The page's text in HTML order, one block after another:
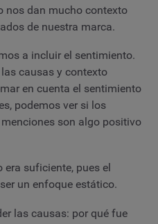
nos dan mucho contexto
de nuestra marca.
a incluir el sentimiento.
causas y contexto
en cuenta el sentimiento
podemos ver si los
son algo positivo
era suficiente, pues el
un enfoque estático.
las causas: por qué fue